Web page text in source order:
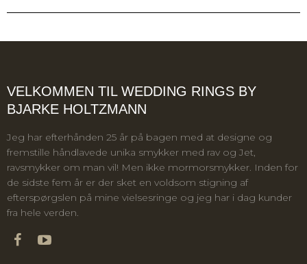
VELKOMMEN TIL WEDDING RINGS BY
BJARKE HOLTZMANN
Jeg har efterhånden 25 år på bagen med at designe og
fremstille håndlavede unika smykker med rav og Jet,
ravsmykker om man vil! Men ikke mormorsmykker. Inden for
de sidste fem år er der sket en voldsom stigning af
efterspørgslen på mine vielsesringe og jeg har i dag kunder
fra hele verden.